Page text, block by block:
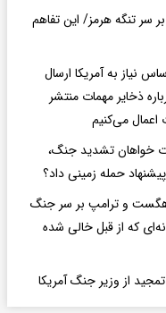
سر تنگه هرمز/ این تفاهم
نیاز به آمریکا ارسال
ذخایر مهمات منتشر
می‌کنیم
خواهان تشدید جنگ،
حمله زمینی داد؟
و ترامپ بر سر جنگ
که از قبل خالی شده
از وزیر جنگ آمریکا